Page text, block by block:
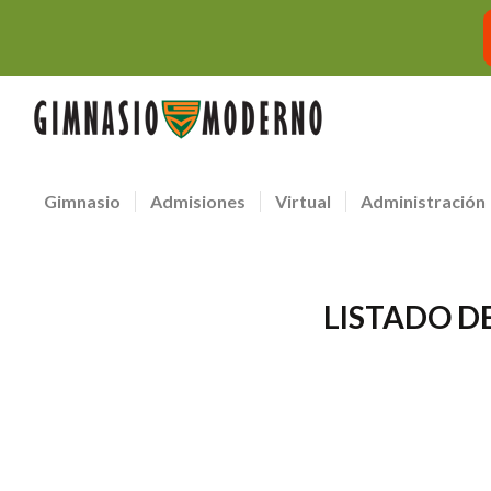
Gimnasio Admisiones Virtual Administración
LISTADO